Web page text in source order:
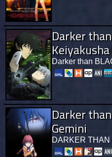
Darker
Darker than
Darker
Gemini
DARKER